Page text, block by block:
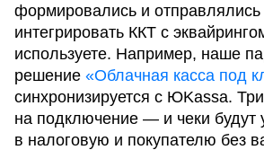
формировались и отправлялись
интегрировать ККТ с
используете. Например, наше
решение «Облачная касса под
синхронизируется с ЮKassa.
на подключение — и чеки будут
в налоговую и покупателю без